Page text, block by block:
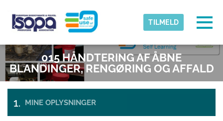
TILMELD
ISOPA-AISBL
015 HÅNDTERING AF ÅBNE
BLANDINGER, RENGØRING OG AFFALD
MINE OPLYSNINGER
Registreret tidszone